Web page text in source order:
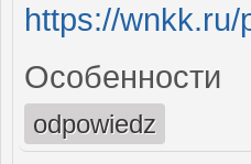
https://
Особенности
odpowiedz